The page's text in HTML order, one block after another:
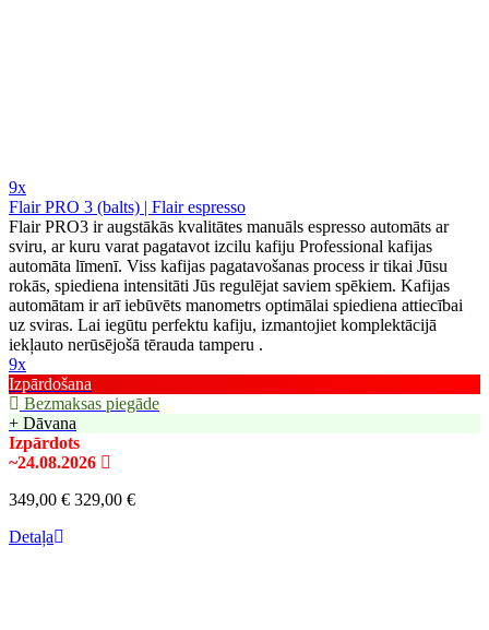
9x
Flair PRO 3 (balts) | Flair espresso
Flair PRO3 ir augstākās kvalitātes manuāls espresso automāts ar
sviru, ar kuru varat pagatavot izcilu kafiju Professional kafijas
automāta līmenī. Viss kafijas pagatavošanas process ir tikai Jūsu
rokās, spiediena intensitāti Jūs regulējat saviem spēkiem. Kafijas
automātam ir arī iebūvēts manometrs optimālai spiediena attiecībai
uz sviras. Lai iegūtu perfektu kafiju, izmantojiet komplektācijā
iekļauto nerūsējošā tērauda tamperu .
9x
Izpārdošana
Bezmaksas piegāde
+ Dāvana
Izpārdots
~24.08.2026
349,00 € 329,00 €
Detaļa